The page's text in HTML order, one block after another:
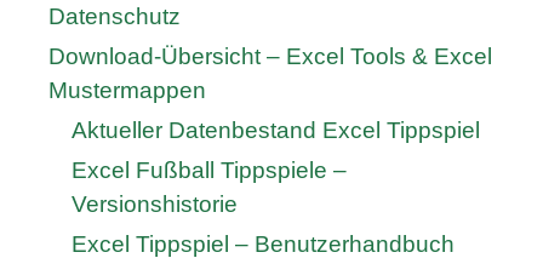
Datenschutz
Download-Übersicht – Excel Tools & Excel
Mustermappen
Aktueller Datenbestand Excel Tippspiel
Excel Fußball Tippspiele –
Versionshistorie
Excel Tippspiel – Benutzerhandbuch